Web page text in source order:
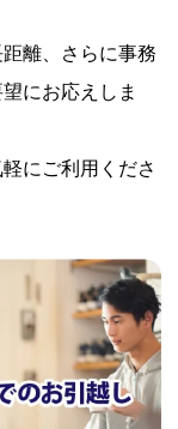
離、さらに事務
にお応えしま
にご利用くださ